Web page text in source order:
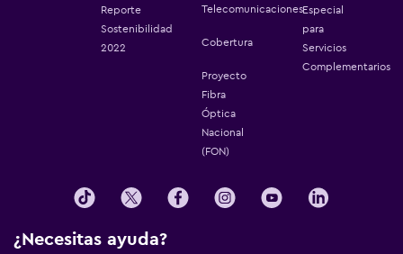
Reporte
Sostenibilidad
2022
Telecomunicaciones
Cobertura
Proyecto
Fibra
Óptica
Nacional
(FON)
Especial
para
Servicios
Complementarios
¿Necesitas ayuda?